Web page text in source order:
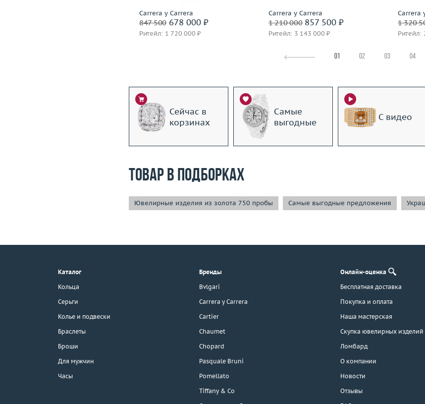
г. Москва, Тихвинский пер., д. 7,
3D-тур по шоуруму
Carrera y Carrera
847 500678 000 ₽
Ритейл: 1 720 000 ₽
Carrera y Carrera
1 210 000857 500 ₽
Ритейл: 3 143 000 ₽
Carrera
1 320
Ритейл:
01 02 03 04
Сейчас в
корзинах
Самые
выгодные
С видео
Товар в подборках
Ювелирные изделия из золота 750 пробы Самые выгодные предложения
Каталог
Кольца
Серьги
Колье и подвески
Браслеты
Броши
Для мужчин
Часы
Бренды
Bvlgari
Carrera y Carrera
Cartier
Chaumet
Chopard
Pasquale Bruni
Pomellato
Tiffany & Co
Онлайн-оценка
Бесплатная доставка
Покупка и оплата
Наша мастерская
Скупка ювелирных изделий
Ломбард
О компании
Новости
Отзывы